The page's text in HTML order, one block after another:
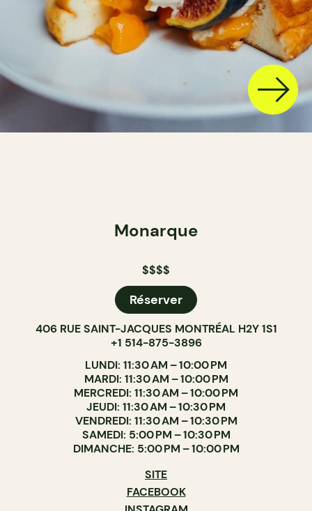
Monarque
$$$$
Réserver
406 RUE SAINT-JACQUES MONTRÉAL H2Y 1S1
+1 514-875-3896
LUNDI: 11:30 AM – 10:00 PM
MARDI: 11:30 AM – 10:00 PM
MERCREDI: 11:30 AM – 10:00 PM
JEUDI: 11:30 AM – 10:30 PM
VENDREDI: 11:30 AM – 10:30 PM
SAMEDI: 5:00 PM – 10:30 PM
DIMANCHE: 5:00 PM – 10:00 PM
SITE
FACEBOOK